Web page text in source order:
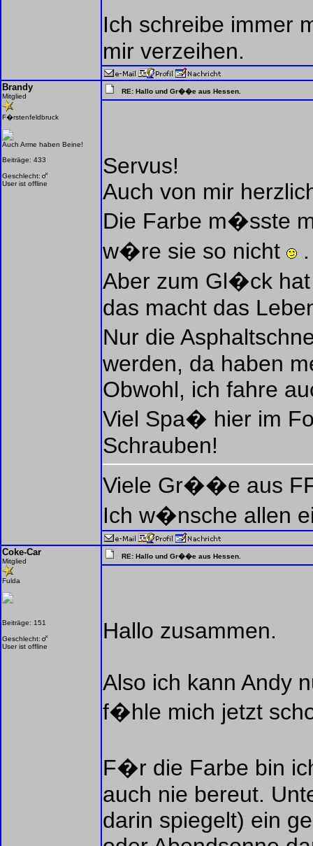
Ich schreibe immer
mir verzeihen.
Brandy
Mitglied
F�rstenfeldbruck
Auch Arme haben Beine!
Beiträge: 433
Geschlecht:
User ist offline
RE: Hallo und Gr��e aus Hessen.
Servus!
Auch von mir
Die Farbe m�sste
w�re sie so nicht
.
Aber zum Gl�ck
das macht das
Nur die
werden, da haben
Obwohl, ich fahre
Viel Spa� hier im
Schrauben!
Viele Gr��e aus
Ich w�nsche allen
Coke-Car
Mitglied
Fulda
Beiträge: 151
Geschlecht:
User ist offline
RE: Hallo und Gr��e aus Hessen.
Hallo zusammen.
Also ich kann Andy
f�hle mich jetzt
F�r die Farbe bin
auch nie bereut.
darin spiegelt) ein